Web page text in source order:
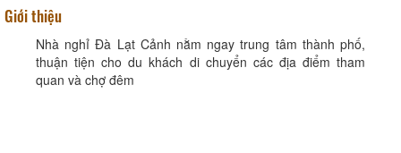
Giới thiệu
Nhà nghỉ Đà Lạt Cảnh nằm ngay trung tâm thành phố,
thuận tiện cho du khách di chuyển các địa điểm tham
quan và chợ đêm